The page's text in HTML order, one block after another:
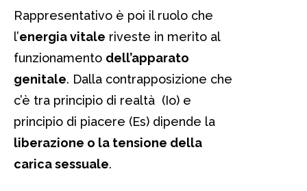
Rappresentativo è poi il ruolo che
l’energia vitale riveste in merito al
funzionamento dell’apparato
genitale. Dalla contrapposizione che
c’è tra principio di realtà (Io) e
principio di piacere (Es) dipende la
liberazione o la tensione della
carica sessuale.